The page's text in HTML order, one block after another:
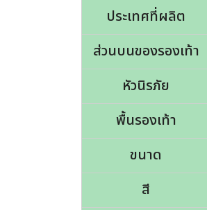
ประเทศที่ผลิต
ส่วนบนของรองเท้า
หัวนิรภัย
พื้นรองเท้า
ขนาด
สี